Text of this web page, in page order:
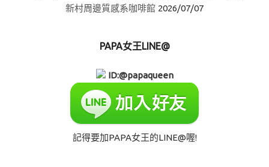
新村周邊質感系咖啡館 2026/07/07
PAPA女王LINE@
ID:@papaqueen
記得要加PAPA女王的LINE@喔!